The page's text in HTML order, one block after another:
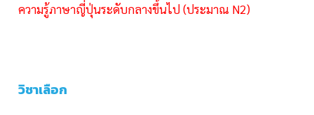
ความรู้ภาษาญี่ปุ่นระดับกลางขึ้นไป (ประมาณ N2)
วิชาเลือก